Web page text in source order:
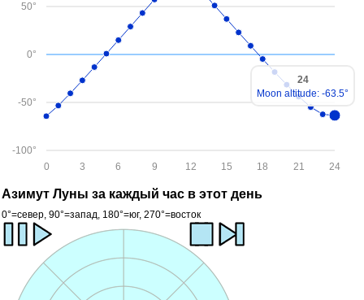
-100°
-50°
0°
50°
24
21
18
15
12
9
6
3
0
24
Moon altitude: -63.5°
Азимут Луны за каждый час в этот день
0°=север, 90°=запад, 180°=юг, 270°=восток